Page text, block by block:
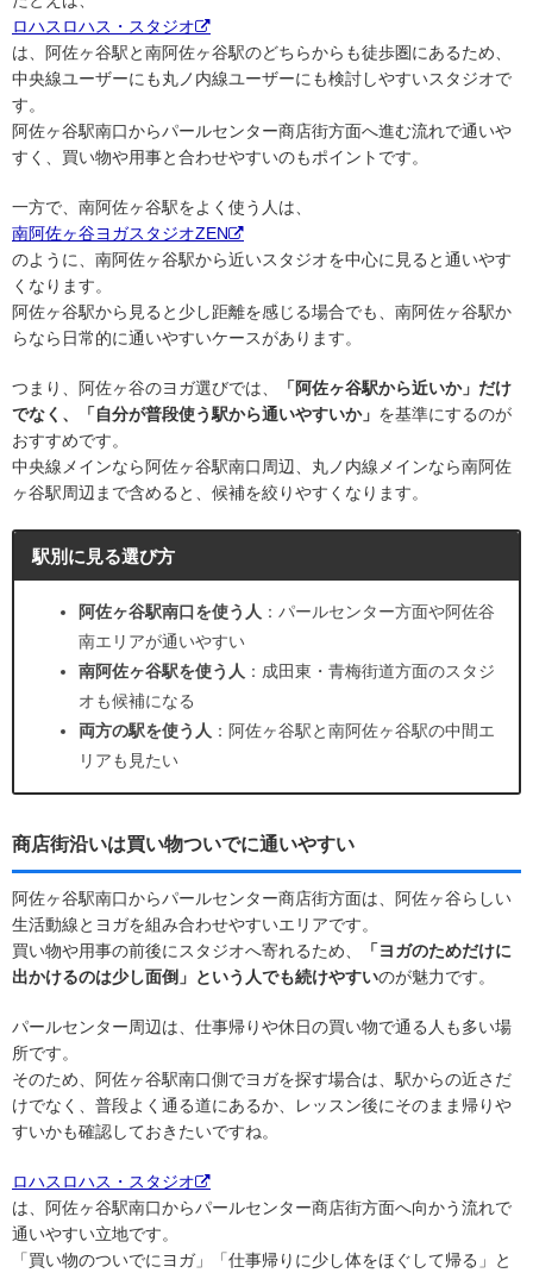
ロハスロハス・スタジオ
は、阿佐ヶ谷駅と南阿佐ヶ谷駅のどちらからも徒歩圏にあるため、
中央線ユーザーにも丸ノ内線ユーザーにも検討しやすいスタジオで
す。
阿佐ヶ谷駅南口からパールセンター商店街方面へ進む流れで通いや
すく、買い物や用事と合わせやすいのもポイントです。
一方で、南阿佐ヶ谷駅をよく使う人は、
南阿佐ヶ谷ヨガスタジオZEN
のように、南阿佐ヶ谷駅から近いスタジオを中心に見ると通いやす
くなります。
阿佐ヶ谷駅から見ると少し距離を感じる場合でも、南阿佐ヶ谷駅か
らなら日常的に通いやすいケースがあります。
つまり、阿佐ヶ谷のヨガ選びでは、
「阿佐ヶ谷駅から近いか」だけ
でなく、「自分が普段使う駅から通いやすいか」 を基準にするのが
おすすめです。
中央線メインなら阿佐ヶ谷駅南口周辺、丸ノ内線メインなら南阿佐
ヶ谷駅周辺まで含めると、候補を絞りやすくなります。
駅別に見る選び方
阿佐ヶ谷駅南口を使う人 ：パールセンター方面や阿佐谷
南エリアが通いやすい
南阿佐ヶ谷駅を使う人 ：成田東・青梅街道方面のスタジ
オも候補になる
両方の駅を使う人 ：阿佐ヶ谷駅と南阿佐ヶ谷駅の中間エ
リアも見たい
商店街沿いは買い物ついでに通いやすい
阿佐ヶ谷駅南口からパールセンター商店街方面は、阿佐ヶ谷らしい
生活動線とヨガを組み合わせやすいエリアです。
買い物や用事の前後にスタジオへ寄れるため、
「ヨガのためだけに
出かけるのは少し面倒」という人でも続けやすいのが魅力です。
パールセンター周辺は、仕事帰りや休日の買い物で通る人も多い場
所です。
そのため、阿佐ヶ谷駅南口側でヨガを探す場合は、駅からの近さだ
けでなく、普段よく通る道にあるか、レッスン後にそのまま帰りや
すいかも確認しておきたいですね。
ロハスロハス・スタジオ
は、阿佐ヶ谷駅南口からパールセンター商店街方面へ向かう流れで
通いやすい立地です。
「買い物のついでにヨガ」「仕事帰りに少し体をほぐして帰る」と